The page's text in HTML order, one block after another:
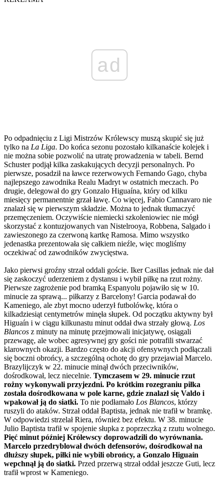
ad
Po odpadnięciu z Ligi Mistrzów Królewscy muszą skupić się już
tylko na La Liga. Do końca sezonu pozostało kilkanaście kolejek i
nie można sobie pozwolić na utratę prowadzenia w tabeli. Bernd
Schuster podjął kilka zaskakujących decyzji personalnych. Po
pierwsze, posadził na ławce rezerwowych Fernando Gago, chyba
najlepszego zawodnika Realu Madryt w ostatnich meczach. Po
drugie, delegował do gry Gonzalo Higuaína, który od kilku
miesięcy permanentnie grzał ławę. Co więcej, Fabio Cannavaro nie
znalazł się w pierwszym składzie. Można to jednak tłumaczyć
przemęczeniem. Oczywiście niemiecki szkoleniowiec nie mógł
skorzystać z kontuzjowanych van Nistelrooya, Robbena, Salgado i
zawieszonego za czerwoną kartkę Ramosa. Mimo wszystko
jedenastka prezentowała się całkiem nieźle, więc mogliśmy
oczekiwać od zawodników zwycięstwa.
Jako pierwsi groźny strzał oddali goście. Iker Casillas jednak nie dał
się zaskoczyć uderzeniem z dystansu i wybił piłkę na rzut rożny.
Pierwsze zagrożenie pod bramką Espanyolu pojawiło się w 10.
minucie za sprawą... piłkarzy z Barcelony! Garcia podawał do
Kameniego, ale zbyt mocno uderzył futbolówkę, która o
kilkadziesiąt centymetrów minęła słupek. Od początku aktywny był
Higuaín i w ciągu kilkunastu minut oddał dwa strzały głową. Los
Blancos z minuty na minutę przejmowali inicjatywę, osiągali
przewagę, ale wobec agresywnej gry gości nie potrafili stwarzać
klarownych okazji. Bardzo często do akcji ofensywnych podłączali
się boczni obrońcy, a szczególną ochotę do gry przejawiał Marcelo.
Brazylijczyk w 22. minucie minął dwóch przeciwników,
dośrodkował, lecz niecelnie. Tymczasem w 29. minucie rzut
rożny wykonywali przyjezdni. Po krótkim rozegraniu piłka
została dośrodkowana w pole karne, gdzie znalazł się Valdo i
wpakował ją do siatki. To nie podłamało Los Blancos, którzy
ruszyli do ataków. Strzał oddał Baptista, jednak nie trafił w bramkę.
W odpowiedzi strzelał Riera, również bez efektu. W 38. minucie
Julio Baptista trafił w spojenie słupka z poprzeczką z rzutu wolnego.
Pięć minut później Królewscy doprowadzili do wyrównania.
Marcelo przedryblował dwóch defensorów, dośrodkował na
dłuższy słupek, piłki nie wybili obrońcy, a Gonzalo Higuaín
wepchnął ją do siatki. Przed przerwą strzał oddał jeszcze Guti, lecz
trafił wprost w Kameniego.